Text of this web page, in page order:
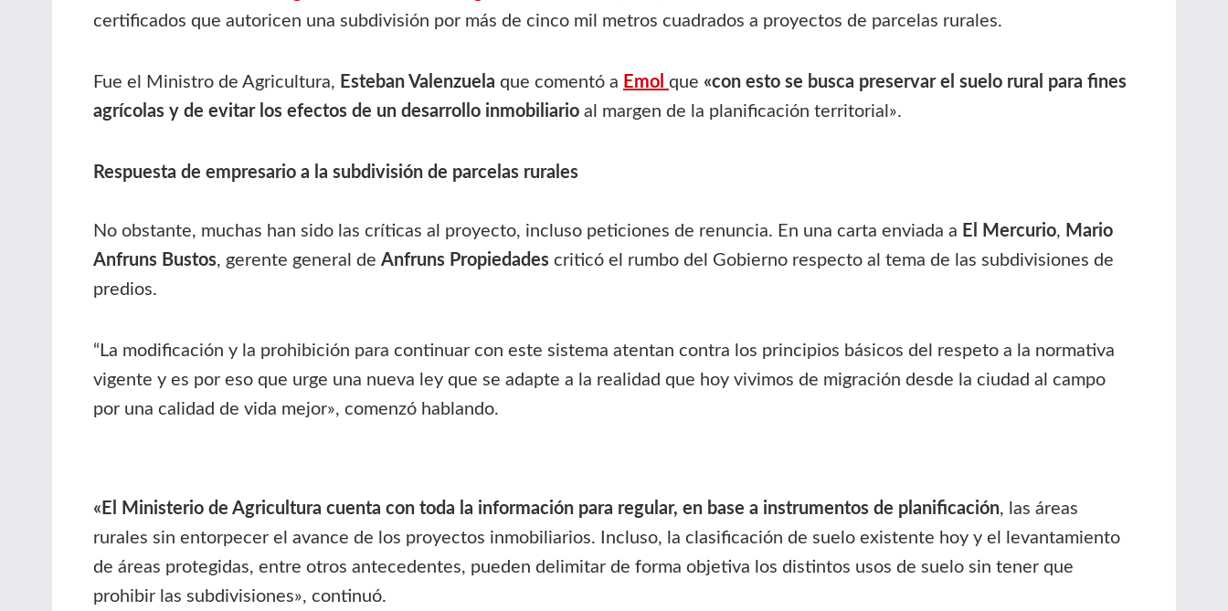
certificados que autoricen una subdivisión por más de cinco mil metros cuadrados a proyectos de parcelas rurales.
Fue el Ministro de Agricultura, Esteban Valenzuela que comentó a Emol que «con esto se busca preservar el suelo rural para fines
agrícolas y de evitar los efectos de un desarrollo inmobiliario al margen de la planificación territorial».
Respuesta de empresario a la subdivisión de parcelas rurales
No obstante, muchas han sido las críticas al proyecto, incluso peticiones de renuncia. En una carta enviada a El Mercurio, Mario
Anfruns Bustos, gerente general de Anfruns Propiedades criticó el rumbo del Gobierno respecto al tema de las subdivisiones de
predios.
“La modificación y la prohibición para continuar con este sistema atentan contra los principios básicos del respeto a la normativa
vigente y es por eso que urge una nueva ley que se adapte a la realidad que hoy vivimos de migración desde la ciudad al campo
por una calidad de vida mejor», comenzó hablando.
«El Ministerio de Agricultura cuenta con toda la información para regular, en base a instrumentos de planificación, las áreas
rurales sin entorpecer el avance de los proyectos inmobiliarios. Incluso, la clasificación de suelo existente hoy y el levantamiento
de áreas protegidas, entre otros antecedentes, pueden delimitar de forma objetiva los distintos usos de suelo sin tener que
prohibir las subdivisiones», continuó.